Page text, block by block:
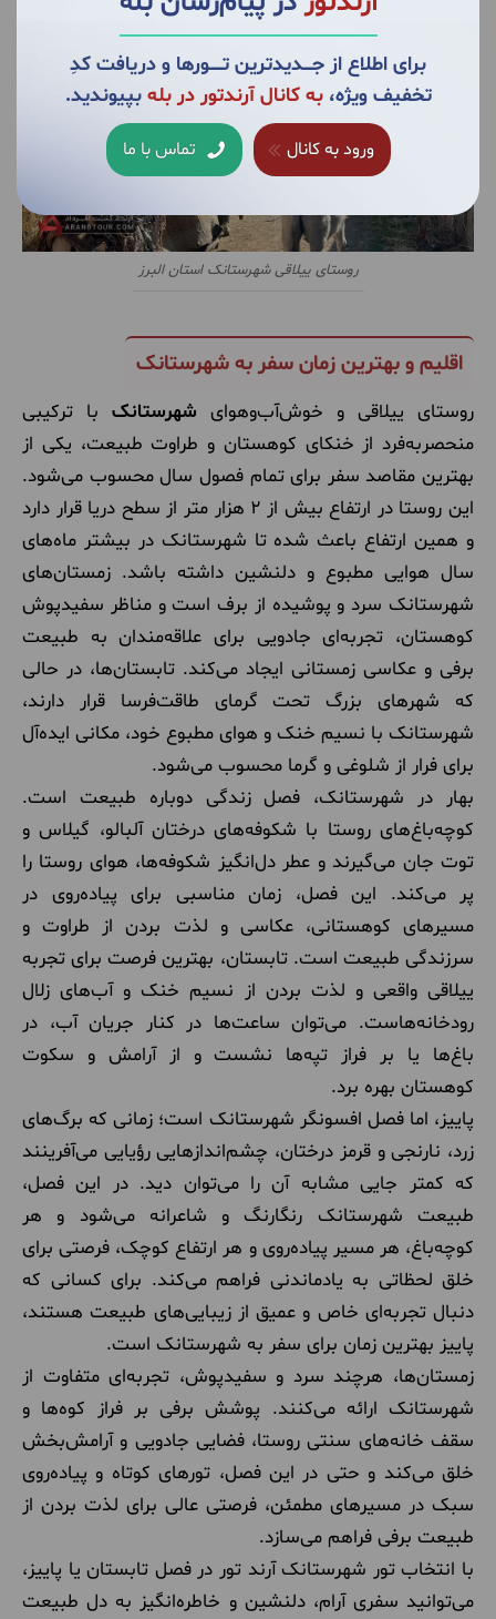
برای اطلاع از جــــدیدترین تــــــورها و دریافت کدِ
تخفیف ویژه،به کانال آرندتور در بله بپیوندید.
ورود به کانال تماس با ما
روستای ییلاقی شهرستانک استان البرز
اقلیم و بهترین زمان سفر به شهرستانک
روستای ییلاقی و خوش‌آب‌وهوای شهرستانک با ترکیبی
منحصربه‌فرد از خنکای کوهستان و طراوت طبیعت، یکی از
بهترین مقاصد سفر برای تمام فصول سال محسوب می‌شود.
این روستا در ارتفاع بیش از ۲ هزار متر از سطح دریا قرار دارد
و همین ارتفاع باعث شده تا شهرستانک در بیشتر ماه‌های
سال هوایی مطبوع و دلنشین داشته باشد. زمستان‌های
شهرستانک سرد و پوشیده از برف است و مناظر سفیدپوش
کوهستان، تجربه‌ای جادویی برای علاقه‌مندان به طبیعت
برفی و عکاسی زمستانی ایجاد می‌کند. تابستان‌ها، در حالی
که شهرهای بزرگ تحت گرمای طاقت‌فرسا قرار دارند،
شهرستانک با نسیم خنک و هوای مطبوع خود، مکانی ایده‌آل
برای فرار از شلوغی و گرما محسوب می‌شود.
بهار در شهرستانک، فصل زندگی دوباره طبیعت است.
کوچه‌باغ‌های روستا با شکوفه‌های درختان آلبالو، گیلاس و
توت جان می‌گیرند و عطر دل‌انگیز شکوفه‌ها، هوای روستا را
پر می‌کند. این فصل، زمان مناسبی برای پیاده‌روی در
مسیرهای کوهستانی، عکاسی و لذت بردن از طراوت و
سرزندگی طبیعت است. تابستان، بهترین فرصت برای تجربه
ییلاقی واقعی و لذت بردن از نسیم خنک و آب‌های زلال
رودخانه‌هاست. می‌توان ساعت‌ها در کنار جریان آب، در
باغ‌ها یا بر فراز تپه‌ها نشست و از آرامش و سکوت
کوهستان بهره برد.
پاییز، اما فصل افسونگر شهرستانک است؛ زمانی که برگ‌های
زرد، نارنجی و قرمز درختان، چشم‌اندازهایی رؤیایی می‌آفرینند
که کمتر جایی مشابه آن را می‌توان دید. در این فصل،
طبیعت شهرستانک رنگارنگ و شاعرانه می‌شود و هر
کوچه‌باغ، هر مسیر پیاده‌روی و هر ارتفاع کوچک، فرصتی برای
خلق لحظاتی به یادماندنی فراهم می‌کند. برای کسانی که
دنبال تجربه‌ای خاص و عمیق از زیبایی‌های طبیعت هستند،
پاییز بهترین زمان برای سفر به شهرستانک است.
زمستان‌ها، هرچند سرد و سفیدپوش، تجربه‌ای متفاوت از
شهرستانک ارائه می‌کنند. پوشش برفی بر فراز کوه‌ها و
سقف خانه‌های سنتی روستا، فضایی جادویی و آرامش‌بخش
خلق می‌کند و حتی در این فصل، تورهای کوتاه و پیاده‌روی
سبک در مسیرهای مطمئن، فرصتی عالی برای لذت بردن از
طبیعت برفی فراهم می‌سازد.
با انتخاب تور شهرستانک آرند تور در فصل تابستان یا پاییز،
می‌توانید سفری آرام، دلنشین و خاطره‌انگیز به دل طبیعت